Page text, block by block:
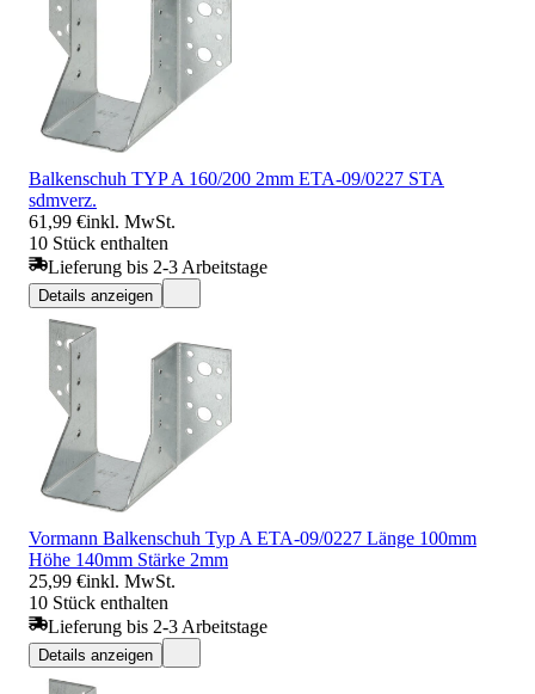
Balkenschuh TYP A 160/200 2mm ETA-09/0227 STA
sdmverz.
61,99 €inkl. MwSt.
10 Stück enthalten
Lieferung bis 2-3 Arbeitstage
Details anzeigen
Vormann Balkenschuh Typ A ETA-09/0227 Länge 100mm
Höhe 140mm Stärke 2mm
25,99 €inkl. MwSt.
10 Stück enthalten
Lieferung bis 2-3 Arbeitstage
Details anzeigen